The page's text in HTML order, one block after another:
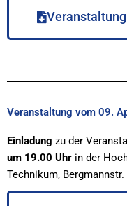
Veranstaltung vom 09.
Einladung zu der
um 19.00 Uhr in der
Technikum, Bergmannstr.